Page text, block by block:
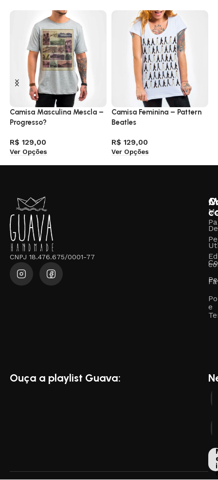
Camisa Masculina Mescla –
Progresso?
R$ 129,00
Ver Opções
Camisa Feminina – Pattern
Beatles
R$ 129,00
Ver Opções
CNPJ 18.476.675/0001-77
e
Ouça a playlist Guava:
i